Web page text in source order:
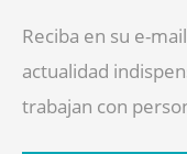
Reciba en su e-
actualidad
trabajan con